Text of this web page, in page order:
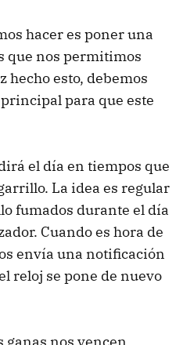
hacer es poner una
que nos permitimos
hecho esto, debemos
para que este
el día en tiempos que
La idea es regular
fumados durante el día
Cuando es hora de
envía una notificación
reloj se pone de nuevo
nos vencen,